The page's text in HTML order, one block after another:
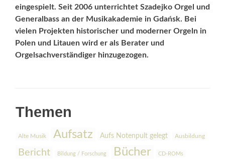
eingespielt. Seit 2006 unterrichtet Szadejko Orgel und
Generalbass an der Musikakademie in Gdańsk. Bei
vielen Projekten historischer und mo­derner Orgeln in
Polen und Litauen wird er als Berater und
Orgelsachver­stän­diger hinzugezogen.
Themen
Alte Musik Aufsatz Aufs Notenpult gelegt Ausbildung
Bericht Bildung / Forschung Bücher CD-ROMs